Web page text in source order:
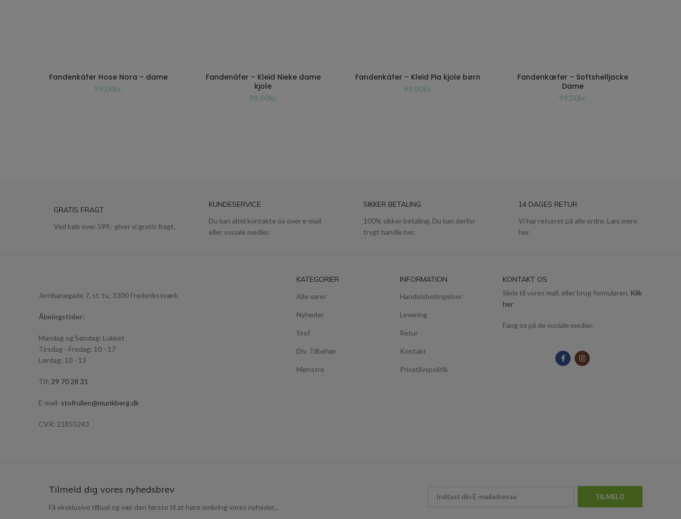
Fandenkäfer Hose Nora – dame
kr.
Fandenäfer – Kleid Nieke dame
kjole
kr.
Fandenkäfer – Kleid Pia kjole børn
kr.
Fandenkæfer – Softshelljacke
Dame
kr.
GRATIS FRAGT
Ved køb over 599,- giver vi gratis fragt.
KUNDESERVICE
Du kan altid kontakte os over e-mail
eller sociale medier.
SIKKER BETALING
100% sikker betaling. Du kan derfor
trygt handle her.
14 DAGES RETUR
Vi har returret på alle ordre. Læs mere
her.
Jernbanegade 7, st. tv., 3300 Frederikssværk
Åbningstider:
Mandag og Søndag: Lukket
Tirsdag - Fredag: 10 - 17
Lørdag: 10 - 13
Tlf: 29 70 28 31
E-mail: stofrullen@munkberg.dk
CVR: 21855243
KATEGORIER
Alle varer
Nyheder
Stof
Div. Tilbehør
Mønstre
INFORMATION
Handelsbetingelser
Levering
Retur
Kontakt
Privatlivspolitik
KONTAKT OS
Skriv til vores mail, eller brug formularen. Klik
her
Fang os på de sociale medier.
Tilmeld dig vores nyhedsbrev
Få eksklusive tilbud og vær den første til at høre omkring vores nyheder...